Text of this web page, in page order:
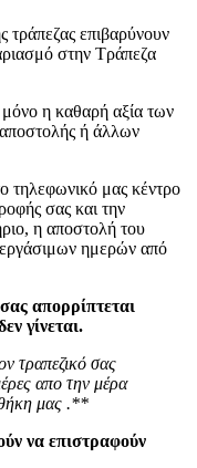
τράπεζας επιβαρύνουν
στην Τράπεζα
μόνο η καθαρή αξία των
ή άλλων
τηλεφωνικό μας κέντρο
σας και την
η αποστολή του
εργάσιμων ημερών από
απορρίπτεται
γίνεται.
τραπεζικό σας
απο την μέρα
μας .**
να επιστραφούν